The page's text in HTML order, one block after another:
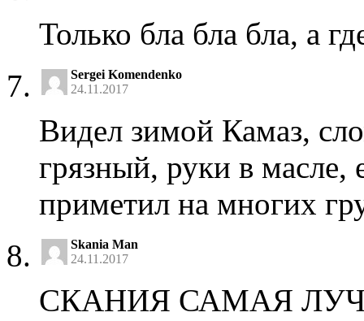
Только бла бла бла, а
Sergei Komendenko
24.11.2017
Видел зимой Камаз,
грязный, руки в
приметил на многих
Skania Man
24.11.2017
СКАНИЯ САМАЯ